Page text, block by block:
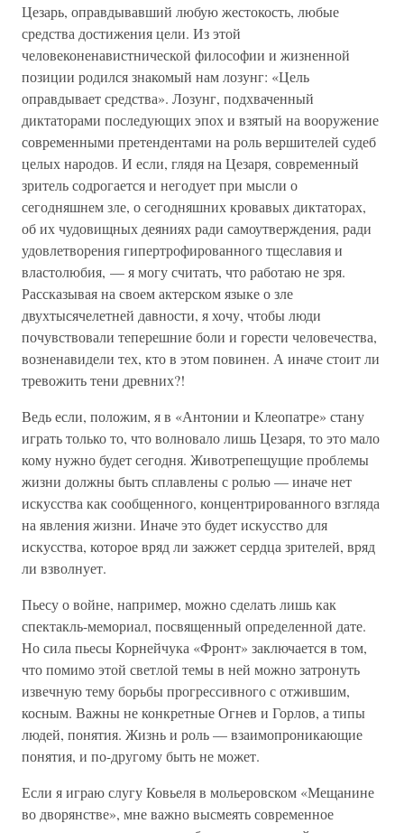
Цезарь, оправдывавший любую жестокость, любые
средства достижения цели. Из этой
человеконенавистнической философии и жизненной
позиции родился знакомый нам лозунг: «Цель
оправдывает средства». Лозунг, подхваченный
диктаторами последующих эпох и взятый на вооружение
современными претендентами на роль вершителей судеб
целых народов. И если, глядя на Цезаря, современный
зритель содрогается и негодует при мысли о
сегодняшнем зле, о сегодняшних кровавых диктаторах,
об их чудовищных деяниях ради самоутверждения, ради
удовлетворения гипертрофированного тщеславия и
властолюбия, — я могу считать, что работаю не зря.
Рассказывая на своем актерском языке о зле
двухтысячелетней давности, я хочу, чтобы люди
почувствовали теперешние боли и горести человечества,
возненавидели тех, кто в этом повинен. А иначе стоит ли
тревожить тени древних?!
Ведь если, положим, я в «Антонии и Клеопатре» стану
играть только то, что волновало лишь Цезаря, то это мало
кому нужно будет сегодня. Животрепещущие проблемы
жизни должны быть сплавлены с ролью — иначе нет
искусства как сообщенного, концентрированного взгляда
на явления жизни. Иначе это будет искусство для
искусства, которое вряд ли зажжет сердца зрителей, вряд
ли взволнует.
Пьесу о войне, например, можно сделать лишь как
спектакль-мемориал, посвященный определенной дате.
Но сила пьесы Корнейчука «Фронт» заключается в том,
что помимо этой светлой темы в ней можно затронуть
извечную тему борьбы прогрессивного с отжившим,
косным. Важны не конкретные Огнев и Горлов, а типы
людей, понятия. Жизнь и роль — взаимопроникающие
понятия, и по-другому быть не может.
Если я играю слугу Ковьеля в мольеровском «Мещанине
во дворянстве», мне важно высмеять современное